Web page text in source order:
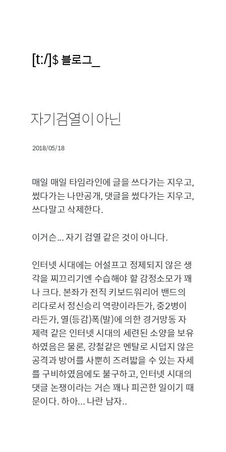
[t:/]$ 블로그
자기검열이 아닌
2018/05/18
매일 매일 타임라인에 글을 쓰다가는 지우고,
썼다가는 나만공개, 댓글을 썼다가는 지우고,
쓰다말고 삭제한다.
이거슨... 자기 검열 같은 것이 아니다.
인터넷 시대에는 어설프고 정제되지 않은 생
각을 찌끄리기엔 수습해야 할 감정소모가 꽤
나 크다. 본좌가 전직 키보드워리어 밴드의
리다로서 정신승리 역량이라든가, 중2병이
라든가, 열(등감)폭(발)에 의한 경거망동 자
제력 같은 인터넷 시대의 세련된 소양을 보유
하였음은 물론, 강철같은 멘탈로 시덥지 않은
공격과 방어를 사뿐히 즈려밟을 수 있는 자세
를 구비하였음에도 불구하고, 인터넷 시대의
댓글 논쟁이라는 거슨 꽤나 피곤한 일이기 때
문이다. 하아... 나란 남자..